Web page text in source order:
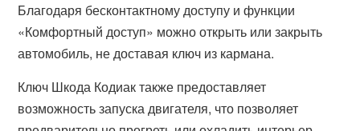
Благодаря бесконтактному доступу и функции
«Комфортный доступ» можно открыть или закрыть
автомобиль, не доставая ключ из кармана.
Ключ Шкода Кодиак также предоставляет
возможность запуска двигателя, что позволяет